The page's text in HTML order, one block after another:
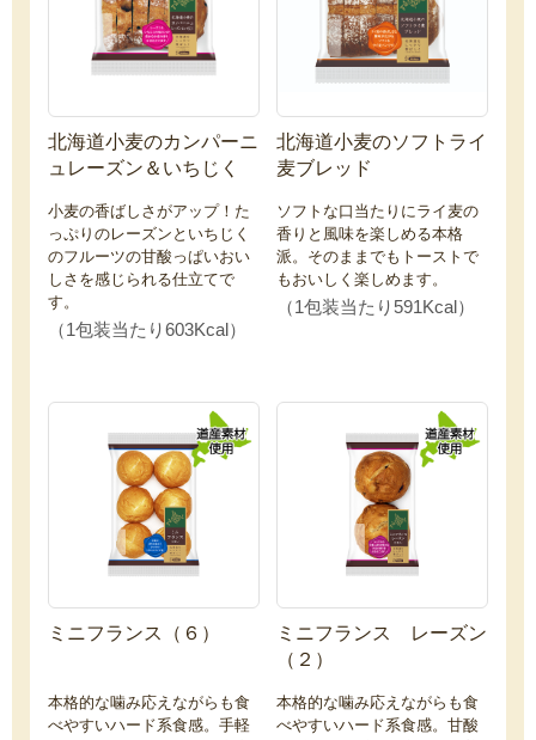
北海道小麦のカンパーニ
ュレーズン＆いちじく
小麦の香ばしさがアップ！た
っぷりのレーズンといちじく
のフルーツの甘酸っぱいおい
しさを感じられる仕立てで
す。
（1包装当たり603Kcal）
北海道小麦のソフトライ
麦ブレッド
ソフトな口当たりにライ麦の
香りと風味を楽しめる本格
派。そのままでもトーストで
もおいしく楽しめます。
（1包装当たり591Kcal）
ミニフランス（６）
本格的な噛み応えながらも食
べやすいハード系食感。手軽
ミニフランス レーズン
（２）
本格的な噛み応えながらも食
べやすいハード系食感。甘酸